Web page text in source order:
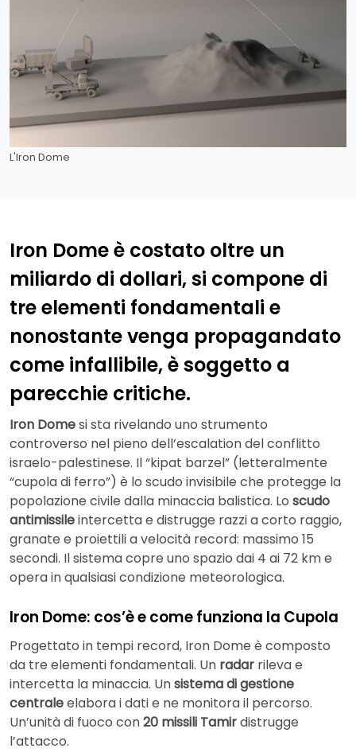
L'Iron Dome
Iron Dome è costato oltre un
miliardo di dollari, si compone di
tre elementi fondamentali e
nonostante venga propagandato
come infallibile, è soggetto a
parecchie critiche.
Iron Domesi sta rivelando uno strumento
controverso nel pieno dell’escalation del conflitto
israelo-palestinese. Il “kipat barzel” (letteralmente
“cupola di ferro”) è lo scudo invisibile che protegge la
popolazione civile dalla minaccia balistica. Lo scudo
antimissileintercetta e distrugge razzi a corto raggio,
granate e proiettili a velocità record: massimo 15
secondi. Il sistema copre uno spazio dai 4 ai 72 km e
opera in qualsiasi condizione meteorologica.
Iron Dome: cos’è e come funziona la Cupola
Progettato in tempi record, Iron Dome è composto
da tre elementi fondamentali. Un radar rileva e
intercetta la minaccia. Unsistema di gestione
centraleelabora i dati e ne monitora il percorso.
Un’unità di fuoco con20 missili Tamirdistrugge
l’attacco.